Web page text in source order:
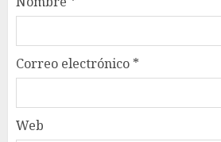
Correo electrónico *
Web